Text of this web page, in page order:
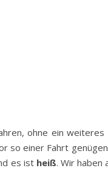
ohne ein
so einer Fahrt
es ist heiß. Wir haben